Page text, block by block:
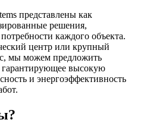
представлены как
решения,
каждого объекта.
центр или крупный
мы можем предложить
гарантирующее высокую
и энергоэффективность